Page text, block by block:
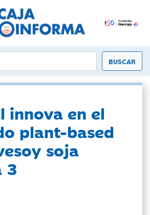
innova en el
plant-based
soja
3